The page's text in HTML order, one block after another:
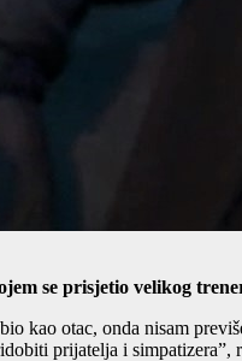
se prisjetio velikog
kao otac, onda nisam
prijatelja i simpatizera”,